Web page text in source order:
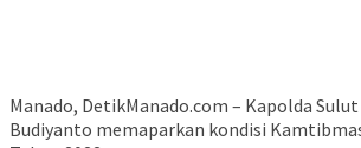
Manado, DetikManado.com – Kapolda
Budiyanto memaparkan kondisi